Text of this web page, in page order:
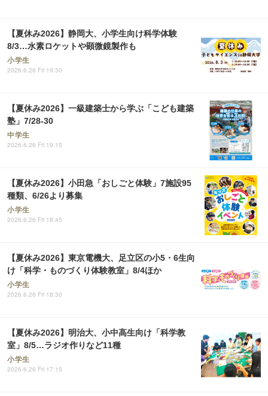
【夏休み2026】静岡大、小学生向け科学体験
8/3…水素ロケットや顕微鏡製作も
小学生
2026.6.26 Fri 19:30
【夏休み2026】一級建築士から学ぶ「こども建築
塾」7/28-30
中学生
2026.6.26 Fri 19:15
【夏休み2026】小田急「おしごと体験」7施設95
種類、6/26より募集
小学生
2026.6.26 Fri 18:45
【夏休み2026】東京電機大、足立区の小5・6生向
け「科学・ものづくり体験教室」8/4ほか
小学生
2026.6.26 Fri 18:30
【夏休み2026】明治大、小中高生向け「科学教
室」8/5…ラジオ作りなど11種
小学生
2026.6.26 Fri 17:15